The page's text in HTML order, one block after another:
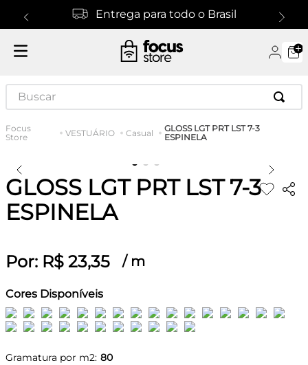
Entrega para todo o Brasil
Buscar
VESTUÁRIO Casual
GLOSS LGT PRT LST 7-3
ESPINELA
GLOSS LGT PRT LST 7-3
ESPINELA
Por: R$ 23,35 / m
Cores Disponíveis
Gramatura por m2: 80